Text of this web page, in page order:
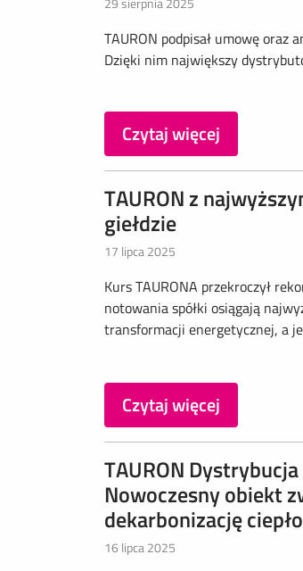
TAURON podpisał umowę oraz
Dzięki nim największy
Czytaj więcej
TAURON z
giełdzie
17 lipca 2025
Kurs TAURONA przekroczył
notowania spółki osiągają
transformacji energetycznej, a
Czytaj więcej
TAURON
Nowoczesny obiekt
dekarbonizację
16 lipca 2025